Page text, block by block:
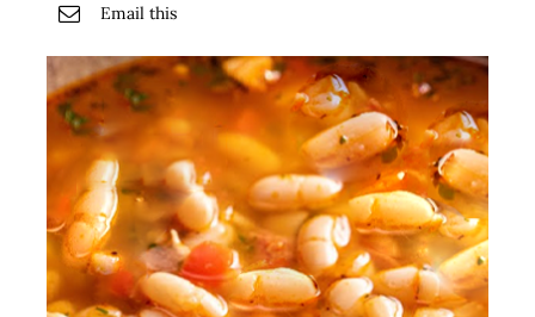
Oferta
Email this